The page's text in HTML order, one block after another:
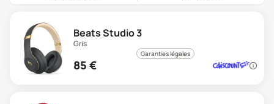
Beats Studio 3
Gris
Garanties légales
85 €